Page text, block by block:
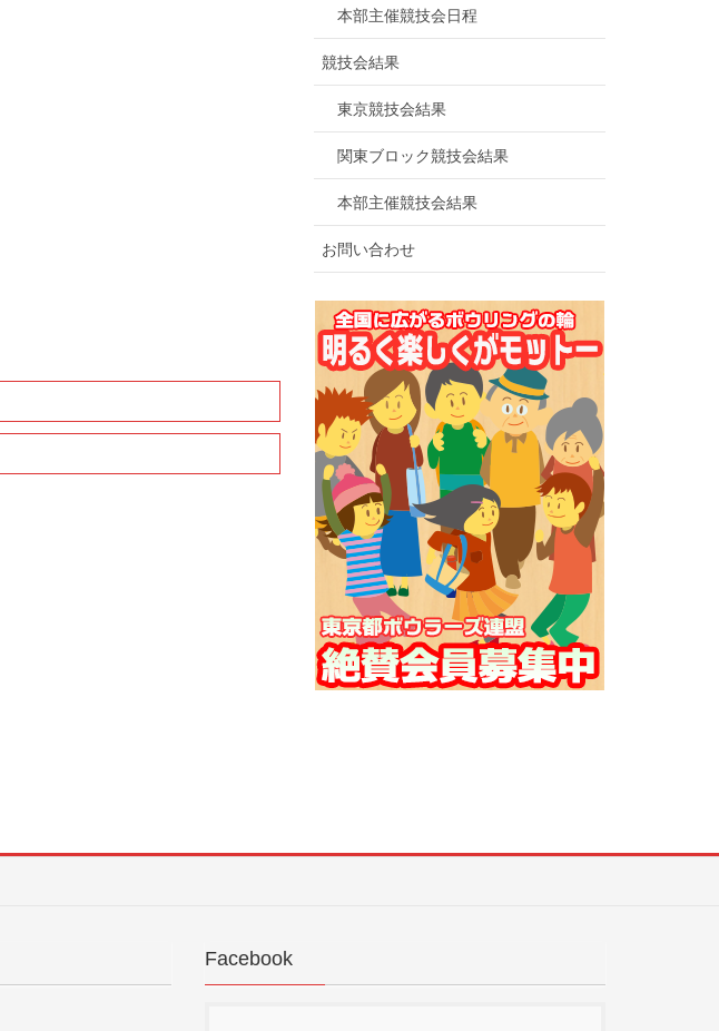
本部主催競技会日程
競技会結果
東京競技会結果
関東ブロック競技会結果
本部主催競技会結果
お問い合わせ
Facebook